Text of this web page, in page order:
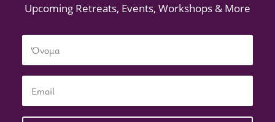
Upcoming Retreats, Events, Workshops & More